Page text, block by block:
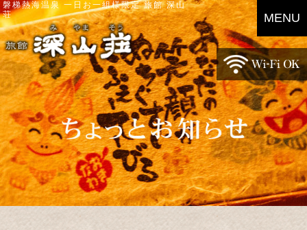
磐梯熱海温泉 一日お一組様限定 旅館 深山
荘
MENU